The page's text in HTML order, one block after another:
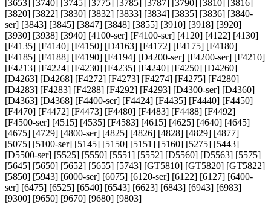
[3653] [3740] [3745] [3775] [3785] [3787] [3790] [3810] [3816]
[3820] [3822] [3830] [3832] [3833] [3834] [3835] [3836] [3840-
ser] [3843] [3845] [3847] [3848] [3855] [3910] [3918] [3920]
[3930] [3938] [3940] [4100-ser] [F4100-ser] [4120] [4122] [4130]
[F4135] [F4140] [F4150] [D4163] [F4172] [F4175] [F4180]
[F4185] [F4188] [F4190] [F4194] [D4200-ser] [F4200-ser] [F4210]
[F4213] [F4224] [F4230] [F4235] [F4240] [F4250] [D4260]
[D4263] [D4268] [F4272] [F4273] [F4274] [F4275] [F4280]
[D4283] [F4283] [F4288] [F4292] [F4293] [D4300-ser] [D4360]
[D4363] [D4368] [F4400-ser] [F4424] [F4435] [F4440] [F4450]
[F4470] [F4472] [F4473] [F4480] [F4483] [F4488] [F4492]
[F4500-ser] [4515] [4535] [F4583] [4615] [4625] [4640] [4645]
[4675] [4729] [4800-ser] [4825] [4826] [4828] [4829] [4877]
[5075] [5100-ser] [5145] [5150] [5151] [5160] [5275] [5443]
[D5500-ser] [5525] [5550] [5551] [5552] [D5560] [D5563] [5575]
[5645] [5650] [5652] [5655] [5743] [GT5810] [GT5820] [GT5822]
[5850] [5943] [6000-ser] [6075] [6120-ser] [6122] [6127] [6400-
ser] [6475] [6525] [6540] [6543] [6623] [6843] [6943] [6983]
[9300] [9650] [9670] [9680] [9803]